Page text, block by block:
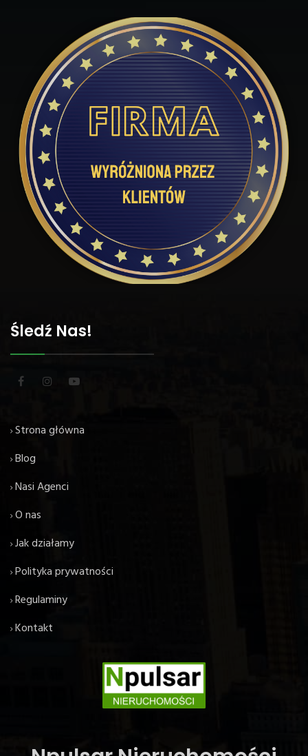
Śledź Nas!
Strona główna
Blog
Nasi Agenci
O nas
Jak działamy
Polityka prywatności
Regulaminy
Kontakt